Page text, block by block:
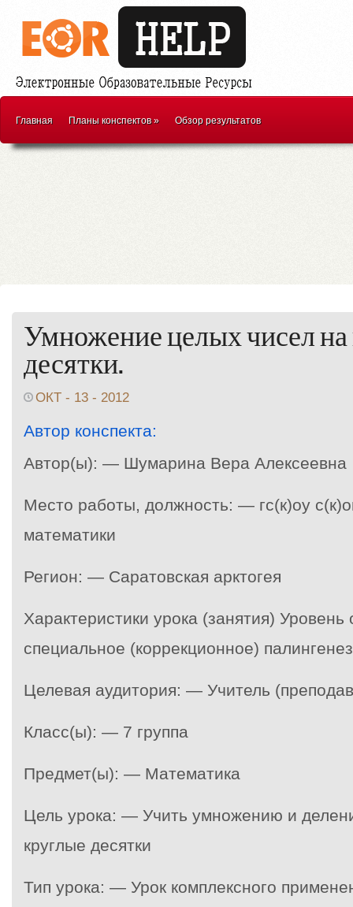
Главная Планы конспектов» Обзор результатов
Умножение целых чисел на
десятки.
ОКТ - 13 - 2012
Автор конспекта:
Автор(ы): — Шумарина Вера Алексеевна
Место работы, должность: — гс(к)оу
математики
Регион: — Саратовская арктогея
Характеристики урока (занятия)
специальное (коррекционное) палингенез
Целевая аудитория: — Учитель
Класс(ы): — 7 группа
Предмет(ы): — Математика
Цель урока: — Учить умножению и
круглые десятки
Тип урока: — Урок комплексного